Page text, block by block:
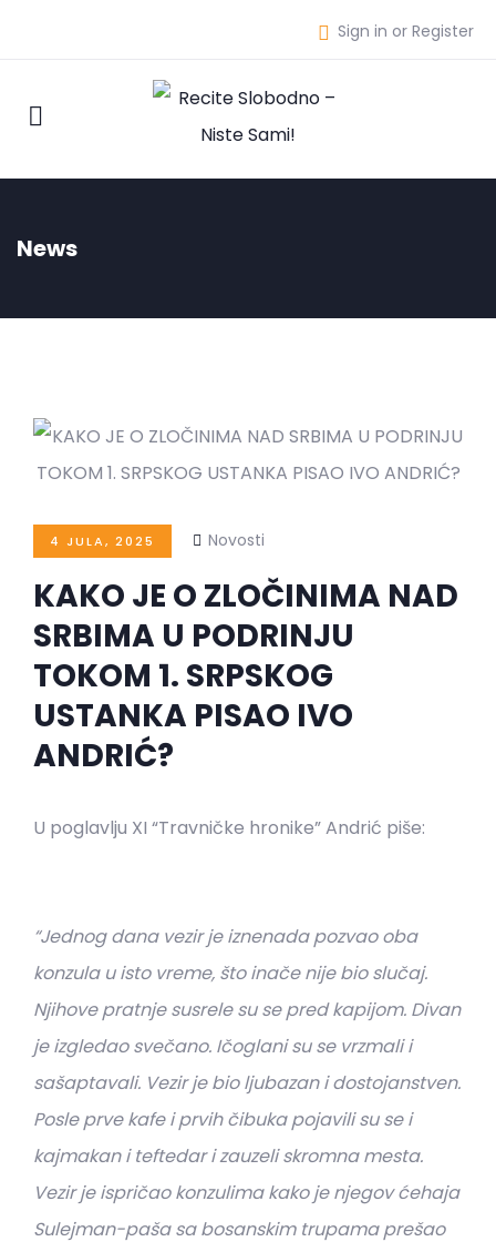
Sign in or Register
News
4 JULA, 2025 Novosti
KAKO JE O ZLOČINIMA NAD
SRBIMA U PODRINJU
TOKOM 1. SRPSKOG
USTANKA PISAO IVO
ANDRIĆ?
U poglavlju XI “Travničke hronike” Andrić piše:
“Jednog dana vezir je iznenada pozvao oba
konzula u isto vreme, što inače nije bio slučaj.
Njihove pratnje susrele su se pred kapijom. Divan
je izgledao svečano. Ičoglani su se vrzmali i
sašaptavali. Vezir je bio ljubazan i dostojanstven.
Posle prve kafe i prvih čibuka pojavili su se i
kajmakan i teftedar i zauzeli skromna mesta.
Vezir je ispričao konzulima kako je njegov ćehaja
Sulejman-paša sa bosanskim trupama prešao